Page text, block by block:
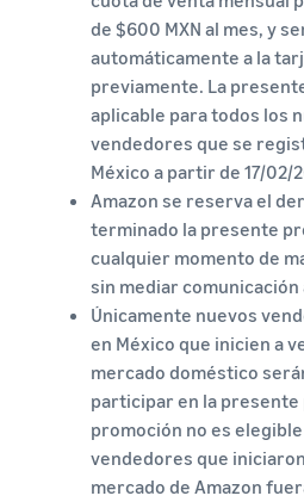
de $600 MXN al mes, y
automáticamente a la
previamente. La
aplicable para todos los
vendedores que se
México a partir de 17/02/
Amazon se reserva el
terminado la presente
cualquier momento de
sin mediar comunicación
Únicamente nuevos
en México que inicien a
mercado doméstico
participar en la presente
promoción no es
vendedores que
mercado de Amazon